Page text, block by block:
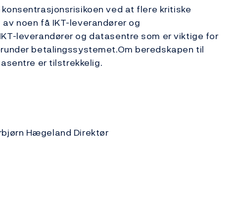
ved at flere kritiske
noen få IKT-leverandører og
leverandører og datasentre som er viktige for
betalingssystemet.Om beredskapen til
er tilstrekkelig.
Hægeland Direktør